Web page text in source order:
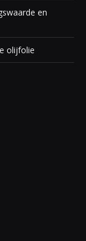
en
olijfolie